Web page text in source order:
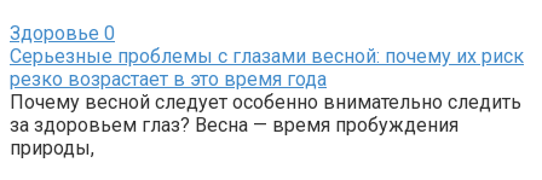
Здоровье 0
Серьезные проблемы с глазами весной: почему их риск
резко возрастает в это время года
Почему весной следует особенно внимательно следить
за здоровьем глаз? Весна — время пробуждения
природы,